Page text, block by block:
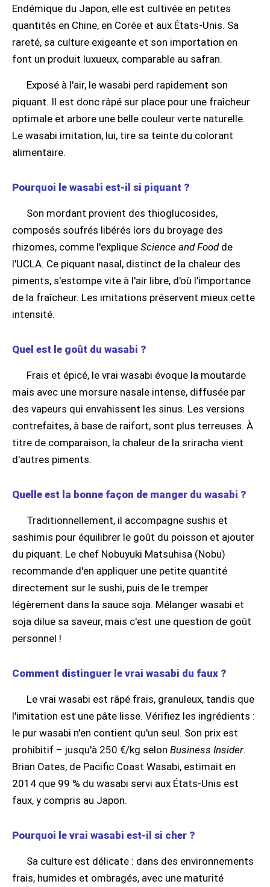
Endémique du Japon, elle est cultivée en petites
quantités en Chine, en Corée et aux États-Unis. Sa
rareté, sa culture exigeante et son importation en
font un produit luxueux, comparable au safran.
Exposé à l'air, le wasabi perd rapidement son
piquant. Il est donc râpé sur place pour une fraîcheur
optimale et arbore une belle couleur verte naturelle.
Le wasabi imitation, lui, tire sa teinte du colorant
alimentaire.
Pourquoi le wasabi est-il si piquant ?
Son mordant provient des thioglucosides,
composés soufrés libérés lors du broyage des
rhizomes, comme l'explique Science and Foodde
l'UCLA. Ce piquant nasal, distinct de la chaleur des
piments, s'estompe vite à l'air libre, d'où l'importance
de la fraîcheur. Les imitations préservent mieux cette
intensité.
Quel est le goût du wasabi ?
Frais et épicé, le vrai wasabi évoque la moutarde
mais avec une morsure nasale intense, diffusée par
des vapeurs qui envahissent les sinus. Les versions
contrefaites, à base de raifort, sont plus terreuses. À
titre de comparaison, la chaleur de la sriracha vient
d'autres piments.
Quelle est la bonne façon de manger du wasabi ?
Traditionnellement, il accompagne sushis et
sashimis pour équilibrer le goût du poisson et ajouter
du piquant. Le chef Nobuyuki Matsuhisa (Nobu)
recommande d'en appliquer une petite quantité
directement sur le sushi, puis de le tremper
légèrement dans la sauce soja. Mélanger wasabi et
soja dilue sa saveur, mais c'est une question de goût
personnel !
Comment distinguer le vrai wasabi du faux ?
Le vrai wasabi est râpé frais, granuleux, tandis que
l'imitation est une pâte lisse. Vérifiez les ingrédients :
le pur wasabi n'en contient qu'un seul. Son prix est
prohibitif – jusqu'à 250 €/kg selon Business Insider.
Brian Oates, de Pacific Coast Wasabi, estimait en
2014 que 99 % du wasabi servi aux États-Unis est
faux, y compris au Japon.
Pourquoi le vrai wasabi est-il si cher ?
Sa culture est délicate : dans des environnements
frais, humides et ombragés, avec une maturité